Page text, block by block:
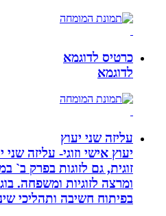
כרטיס לדוגמא
לדוגמא
עליזה שני יעוץ
יעוץ אישי וזוגי- עליזה שני
זוגית, גם לזוגות בפרק ב`
ומרצה לזוגיות ומשפחה. בוגרת
בפיתוח חשיבה ותהליכי שינוי.